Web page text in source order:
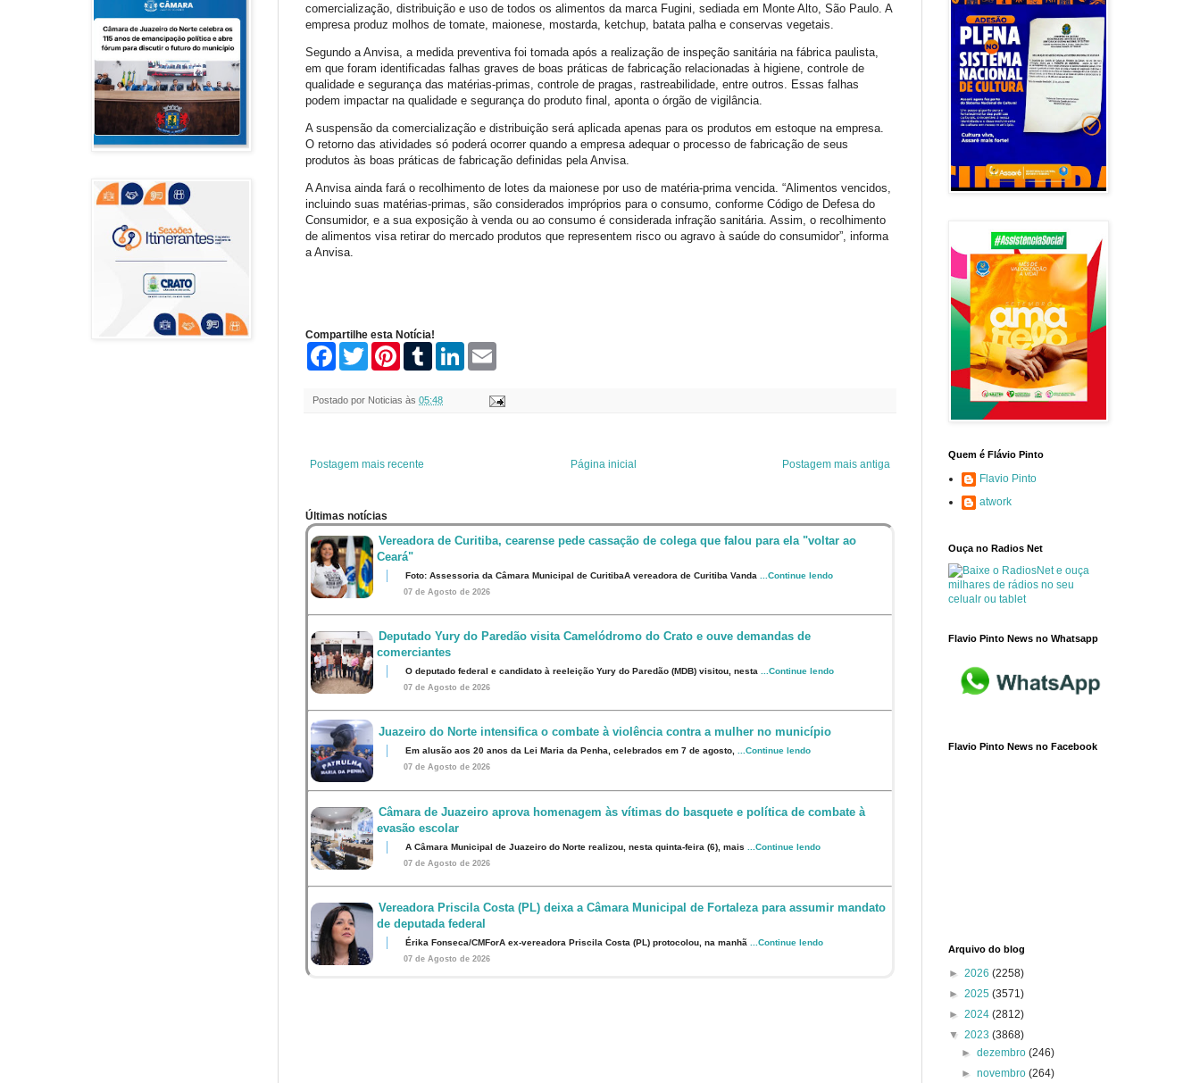
comercialização, distribuição e uso de todos os alimentos da marca Fugini, sediada em Monte Alto, São Paulo. A
empresa produz molhos de tomate, maionese, mostarda, ketchup, batata palha e conservas vegetais.
Segundo a Anvisa, a medida preventiva foi tomada após a realização de inspeção sanitária na fábrica paulista,
em que foram identificadas falhas graves de boas práticas de fabricação relacionadas à higiene, controle de
qualidade e segurança das matérias-primas, controle de pragas, rastreabilidade, entre outros. Essas falhas
podem impactar na qualidade e segurança do produto final, aponta o órgão de vigilância.
A suspensão da comercialização e distribuição será aplicada apenas para os produtos em estoque na empresa.
O retorno das atividades só poderá ocorrer quando a empresa adequar o processo de fabricação de seus
produtos às boas práticas de fabricação definidas pela Anvisa.
A Anvisa ainda fará o recolhimento de lotes da maionese por uso de matéria-prima vencida. “Alimentos vencidos,
incluindo suas matérias-primas, são considerados impróprios para o consumo, conforme Código de Defesa do
Consumidor, e a sua exposição à venda ou ao consumo é considerada infração sanitária. Assim, o recolhimento
de alimentos visa retirar do mercado produtos que representem risco ou agravo à saúde do consumidor”, informa
a Anvisa.
Compartilhe esta Notícia!
b
w
t
e
t
l
l
Postado por Noticias às 05:48
Postagem mais recente Postagem mais antiga
Página inicial
Últimas notícias
Vereadora de Curitiba, cearense pede cassação de colega que falou para ela "voltar ao
Ceará"
Foto: Assessoria da Câmara Municipal de CuritibaA vereadora de Curitiba Vanda ...Continue lendo
07 de Agosto de 2026
Deputado Yury do Paredão visita Camelódromo do Crato e ouve demandas de
comerciantes
O deputado federal e candidato à reeleição Yury do Paredão (MDB) visitou, nesta ...Continue lendo
07 de Agosto de 2026
Juazeiro do Norte intensifica o combate à violência contra a mulher no município
Em alusão aos 20 anos da Lei Maria da Penha, celebrados em 7 de agosto, ...Continue lendo
07 de Agosto de 2026
Câmara de Juazeiro aprova homenagem às vítimas do basquete e política de combate à
evasão escolar
A Câmara Municipal de Juazeiro do Norte realizou, nesta quinta-feira (6), mais ...Continue lendo
07 de Agosto de 2026
Vereadora Priscila Costa (PL) deixa a Câmara Municipal de Fortaleza para assumir mandato
de deputada federal
Érika Fonseca/CMForA ex-vereadora Priscila Costa (PL) protocolou, na manhã ...Continue lendo
07 de Agosto de 2026
Quem é Flávio Pinto
Flavio Pinto
atwork
Ouça no Radios Net
Flavio Pinto News no Whatsapp
Flavio Pinto News no Facebook
Arquivo do blog
► 2026 (2258)
► 2025 (3571)
► 2024 (2812)
▼ 2023 (3868)
►dezembro(246)
►novembro(264)